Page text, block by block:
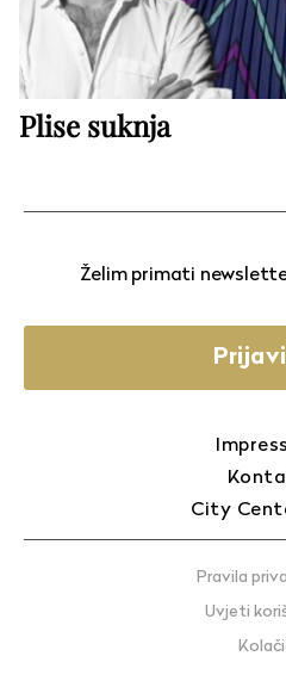
Plise suknja
Želim primati
City
Pravila
Uvjeti